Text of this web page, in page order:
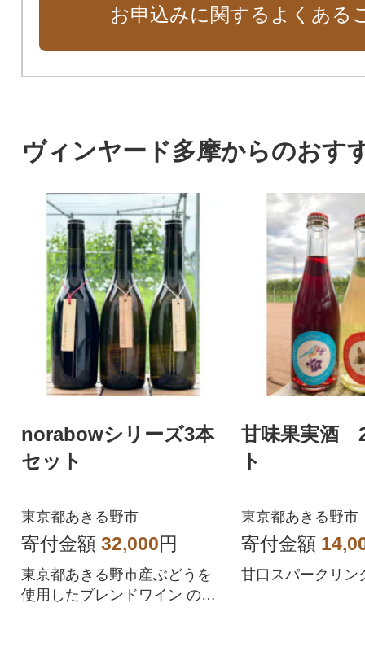
お申込みに関するよくある
ヴィンヤード多摩からのおす
norabowシリーズ3本
セット
東京都あきる野市
寄付金額 32,000円
東京都あきる野市産ぶどうを
使用したブレンドワイン のら
甘味果実酒
ト
東京都あきる野市
寄付金額
甘口スパークリン